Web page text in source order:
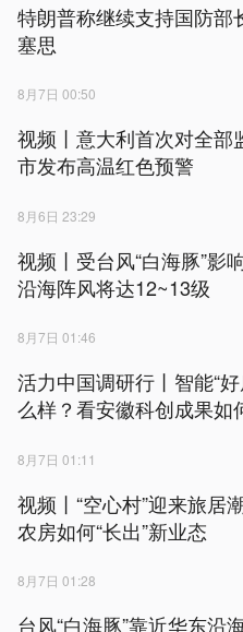
特朗普称继续支持国防部
塞思
8月7日 00:50
视频丨意大利首次对全部
市发布高温红色预警
8月6日 23:29
视频丨受台风“白海豚”影
沿海阵风将达12~13级
8月7日 01:46
活力中国调研行丨智能“
么样？看安徽科创成果如
8月7日 01:11
视频丨“空心村”迎来旅居
农房如何“长出”新业态
8月7日 01:28
台风“白海豚”靠近华东沿